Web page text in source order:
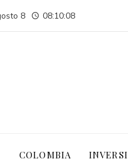
8 08:10:09
COLOMBIA